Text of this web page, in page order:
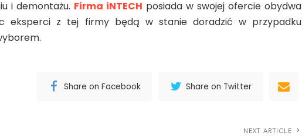
i demontażu. Firma iNTECH posiada w swojej ofercie obydwa
eksperci z tej firmy będą w stanie doradzić w przypadku
Share on Facebook Share on Twitter
NEXT ARTICLE